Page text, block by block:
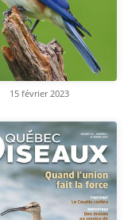
15 février 2023